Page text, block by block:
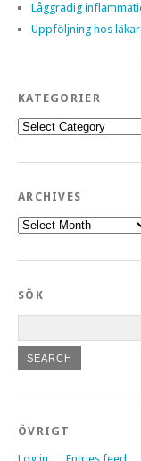
Låggradig
Uppföljning hos
KATEGORIER
Kategorier
ARCHIVES
Archives
SÖK
ÖVRIGT